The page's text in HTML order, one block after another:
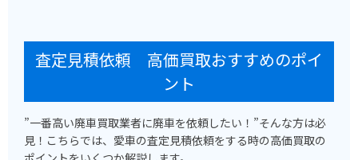
査定見積依頼 高価買取おすすめのポイ
ント
”一番高い廃車買取業者に廃車を依頼したい！”そんな方は必
見！こちらでは、愛車の査定見積依頼をする時の高価買取の